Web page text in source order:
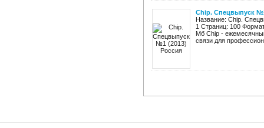
Chip. Спецвыпуск
Название: Chip.
1 Страниц: 100
Мб Chip -
связи для